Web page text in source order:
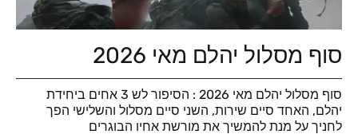
סוף מסלול יהלם מאי 2026
סוף מסלול יהלם מאי 2026 : הסיפור לש 3 אחים ביחידת
יהלם, האחד סיים שירות, השני סיים מסלול והשלישי הפך
לחניך על מנת להמשיך את מורשת אחיו הבוגרים